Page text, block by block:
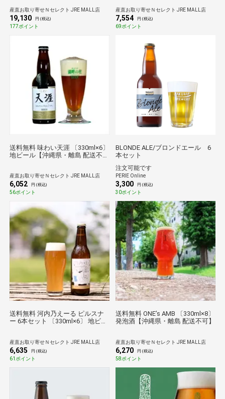
各4〕 ビール
産直お取り寄せＮセレクト JRE MALL店
19,130 円 (税込)
177ポイント
産直お取り寄せＮセレクト JRE MALL店
7,554 円 (税込)
69ポイント
送料無料 味わい天涯 〔330ml×6〕
地ビール【沖縄県・離島 配送不
産直お取り寄せＮセレクト JRE MALL店
6,052 円 (税込)
56ポイント
BLONDE ALE/ブロンドエール 6
本セット
注文可能です
PERIE Online
3,300 円 (税込)
30ポイント
送料無料 河内乃えーる ピルスナ
ー 6本セット 〔330ml×6〕 地ビー
産直お取り寄せＮセレクト JRE MALL店
6,635 円 (税込)
61ポイント
送料無料 ONE’s AMB 〔330ml×8〕
発泡酒【沖縄県・離島 配送不可】
産直お取り寄せＮセレクト JRE MALL店
6,270 円 (税込)
58ポイント